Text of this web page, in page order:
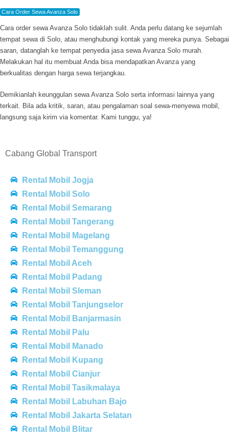
Cara Order Sewa Avanza Solo
Cara order sewa Avanza Solo tidaklah sulit. Anda perlu datang ke sejumlah
tempat sewa di Solo, atau menghubungi kontak yang mereka punya. Sebagai
saran, datanglah ke tempat penyedia jasa sewa Avanza Solo murah.
Melakukan hal itu membuat Anda bisa mendapatkan Avanza yang
berkualitas dengan harga sewa terjangkau.
Demikianlah keunggulan sewa Avanza Solo serta informasi lainnya yang
terkait. Bila ada kritik, saran, atau pengalaman soal sewa-menyewa mobil,
langsung saja kirim via komentar. Kami tunggu, ya!
Cabang Global Transport
Rental Mobil Jogja
Rental Mobil Solo
Rental Mobil Semarang
Rental Mobil Tangerang
Rental Mobil Magelang
Rental Mobil Temanggung
Rental Mobil Aceh
Rental Mobil Padang
Rental Mobil Sleman
Rental Mobil Tanjungselor
Rental Mobil Banjarmasin
Rental Mobil Palu
Rental Mobil Manado
Rental Mobil Kupang
Rental Mobil Cianjur
Rental Mobil Tasikmalaya
Rental Mobil Labuhan Bajo
Rental Mobil Jakarta Selatan
Rental Mobil Blitar